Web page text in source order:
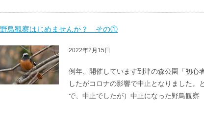
野鳥観察はじめませんか？ その①
2022年2月15日
例年、開催しています到津の森公園「初心
したがコロナの影響で中止となりました
で、中止でしたが）中止になった野鳥観察